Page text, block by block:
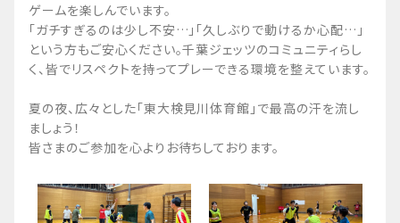
ゲームを楽しんでいます。
「ガチすぎるのは少し不安…」「久しぶりで動けるか心配…」
という方もご安心ください。千葉ジェッツのコミュニティらし
く、皆でリスペクトを持ってプレーできる環境を整えています。
夏の夜、広々とした「東大検見川体育館」で最高の汗を流し
ましょう！
皆さまのご参加を心よりお待ちしております。